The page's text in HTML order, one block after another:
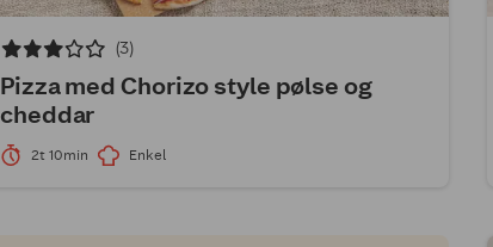
(3)
Pizza med Chorizo style pølse og
cheddar
2t 10min Enkel